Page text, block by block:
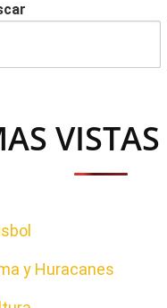
VISTAS
y Huracanes